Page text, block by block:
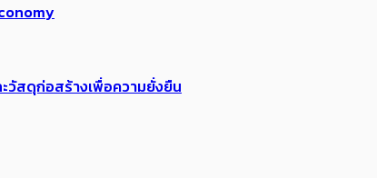
วัสดุก่อสร้างเพื่อความยั่งยืน